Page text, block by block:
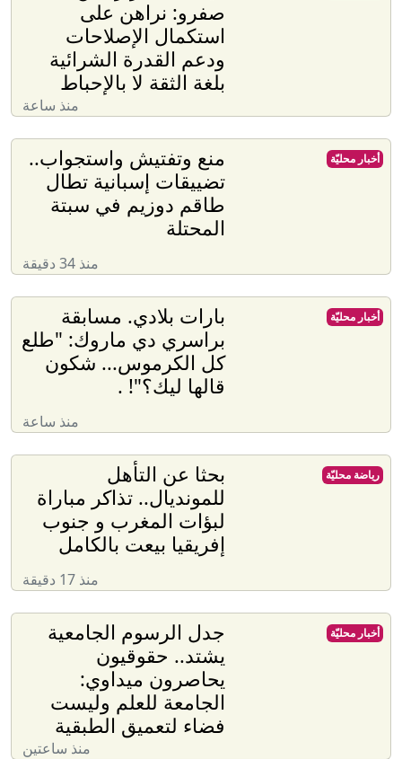
صفرو: نراهن على
استكمال الإصلاحات
ودعم القدرة الشرائية
بلغة الثقة لا بالإحباط
منذ ساعة
منع وتفتيش واستجواب..
تضييقات إسبانية تطال
طاقم دوزيم في سبتة
المحتلة
منذ 34 دقيقة
أخبار محليّة
بارات بلادي. مسابقة
براسري دي ماروك: "طلع
كل الكرموس... شكون
قالها ليك؟"! .
منذ ساعة
أخبار محليّة
بحثا عن التأهل
للمونديال.. تذاكر مباراة
لبؤات المغرب و جنوب
إفريقيا بيعت بالكامل
منذ 17 دقيقة
رياضة محليّة
جدل الرسوم الجامعية
يشتد.. حقوقيون
يحاصرون ميداوي:
الجامعة للعلم وليست
فضاء لتعميق الطبقية
منذ ساعتين
أخبار محليّة